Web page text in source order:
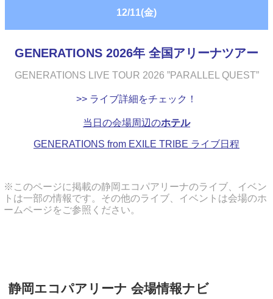
12/11(金)
GENERATIONS 2026年 全国アリーナツアー
GENERATIONS LIVE TOUR 2026 ”PARALLEL QUEST”
>> ライブ詳細をチェック！
当日の会場周辺のホテル
GENERATIONS from EXILE TRIBE ライブ日程
※このページに掲載の静岡エコパアリーナのライブ、イベン
トは一部の情報です。その他のライブ、イベントは会場のホ
ームページをご参照ください。
静岡エコパアリーナ 会場情報ナビ